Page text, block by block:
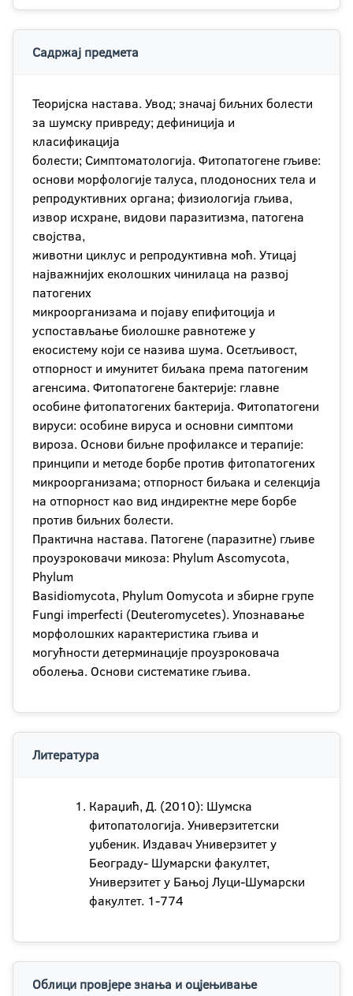
Садржај предмета
Теоријска настава. Увод; значај биљних болести
за шумску привреду; дефиниција и
класификација
болести; Симптоматологија. Фитопатогене гљиве:
основи морфологије талуса, плодоносних тела и
репродуктивних органа; физиологија гљива,
извор исхране, видови паразитизма, патогена
својства,
животни циклус и репродуктивна моћ. Утицај
најважнијих еколошких чинилаца на развој
патогених
микроорганизама и појаву епифитоција и
успостављање биолошке равнотеже у
екосистему који се назива шума. Осетљивост,
отпорност и имунитет биљака према патогеним
агенсима. Фитопатогене бактерије: главне
особине фитопатогених бактерија. Фитопатогени
вируси: особине вируса и основни симптоми
вироза. Основи биљне профилаксе и терапије:
принципи и методе борбе против фитопатогених
микроорганизама; отпорност биљака и селекција
на отпорност као вид индиректне мере борбе
против биљних болести.
Практична настава. Патогене (паразитне) гљиве
проузроковачи микоза: Phylum Ascomycota,
Phylum
Basidiomycota, Phylum Oomycota и збирне групе
Fungi imperfecti (Deuteromycetes). Упознавање
морфолошких карактеристика гљива и
могућности детерминације проузроковача
оболења. Основи систематике гљива.
Литература
Караџић, Д. (2010): Шумска
фитопатологија. Универзитетски
уџбеник. Издавач Универзитет у
Београду- Шумарски факултет,
Универзитет у Бањој Луци-Шумарски
факултет. 1-774
Облици провјере знања и оцјењивање